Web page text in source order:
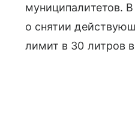
муниципалитетов.
о снятии
лимит в 30 литров